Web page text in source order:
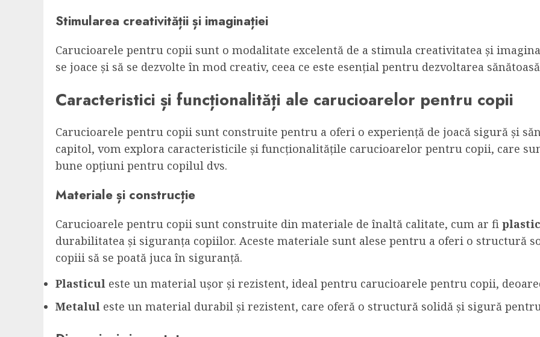
Stimularea creativității și imaginației
Carucioarele pentru copii sunt o modalitate excelentă de a stimula creativitatea și
se joace și să se dezvolte în mod creativ, ceea ce este esențial pentru dezvoltarea
Caracteristici și funcționalități ale carucioarelor pentru copii
Carucioarele pentru copii sunt construite pentru a oferi o experiență de joacă sigură și
capitol, vom explora caracteristicile și funcționalitățile carucioarelor pentru copii, care
bune opțiuni pentru copilul dvs.
Materiale și construcție
Carucioarele pentru copii sunt construite din materiale de înaltă calitate, cum ar fi
durabilitatea și siguranța copiilor. Aceste materiale sunt alese pentru a oferi o structură
copiii să se poată juca în siguranță.
Plasticul este un material ușor și rezistent, ideal pentru carucioarele pentru copii,
Metalul este un material durabil și rezistent, care oferă o structură solidă și sigură